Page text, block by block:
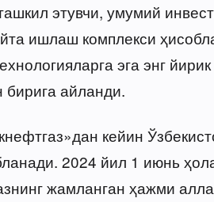
этувчи, умумий
ишлаш комплекси
эга энг
бирига айланди.
кейин
2024 йил 1 июнь
жамланган ҳажми